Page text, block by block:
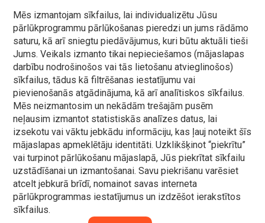
Mēs izmantojam sīkfailus, lai individualizētu Jūsu
pārlūkprogrammu pārlūkošanas pieredzi un jums rādāmo
saturu, kā arī sniegtu piedāvājumus, kuri būtu aktuāli tieši
Jums. Veikals izmanto tikai nepieciešamos (mājaslapas
darbību nodrošinošos vai tās lietošanu atvieglinošos)
sīkfailus, tādus kā filtrēšanas iestatījumu vai
pievienošanās atgādinājuma, kā arī analītiskos sīkfailus.
Mēs neizmantosim un nekādām trešajām pusēm
neļausim izmantot statistiskās analīzes datus, lai
izsekotu vai vāktu jebkādu informāciju, kas ļauj noteikt šīs
mājaslapas apmeklētāju identitāti. Uzklikšķinot “piekrītu”
vai turpinot pārlūkošanu mājaslapā, Jūs piekrītat sīkfailu
uzstādīšanai un izmantošanai. Savu piekrišanu varēsiet
atcelt jebkurā brīdī, nomainot savas interneta
pārlūkprogrammas iestatījumus un izdzēšot ierakstītos
sīkfailus.